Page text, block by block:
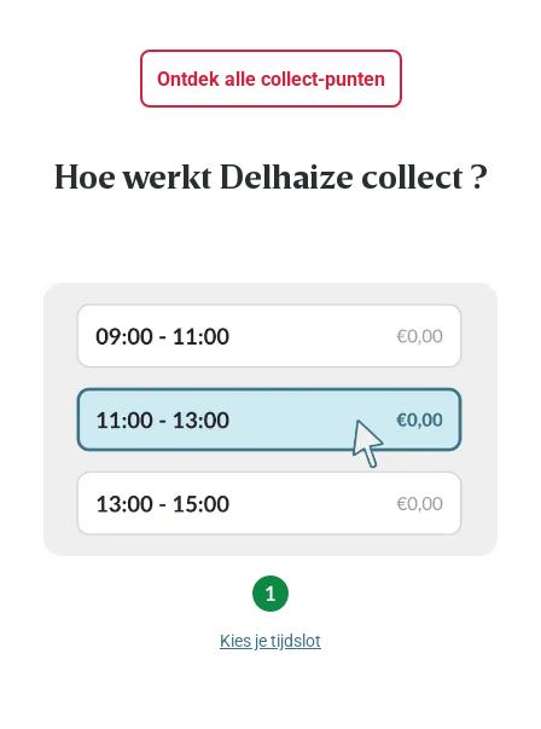
Ontdek alle collect-punten
Hoe werkt Delhaize collect ?
Kies je tijdslot